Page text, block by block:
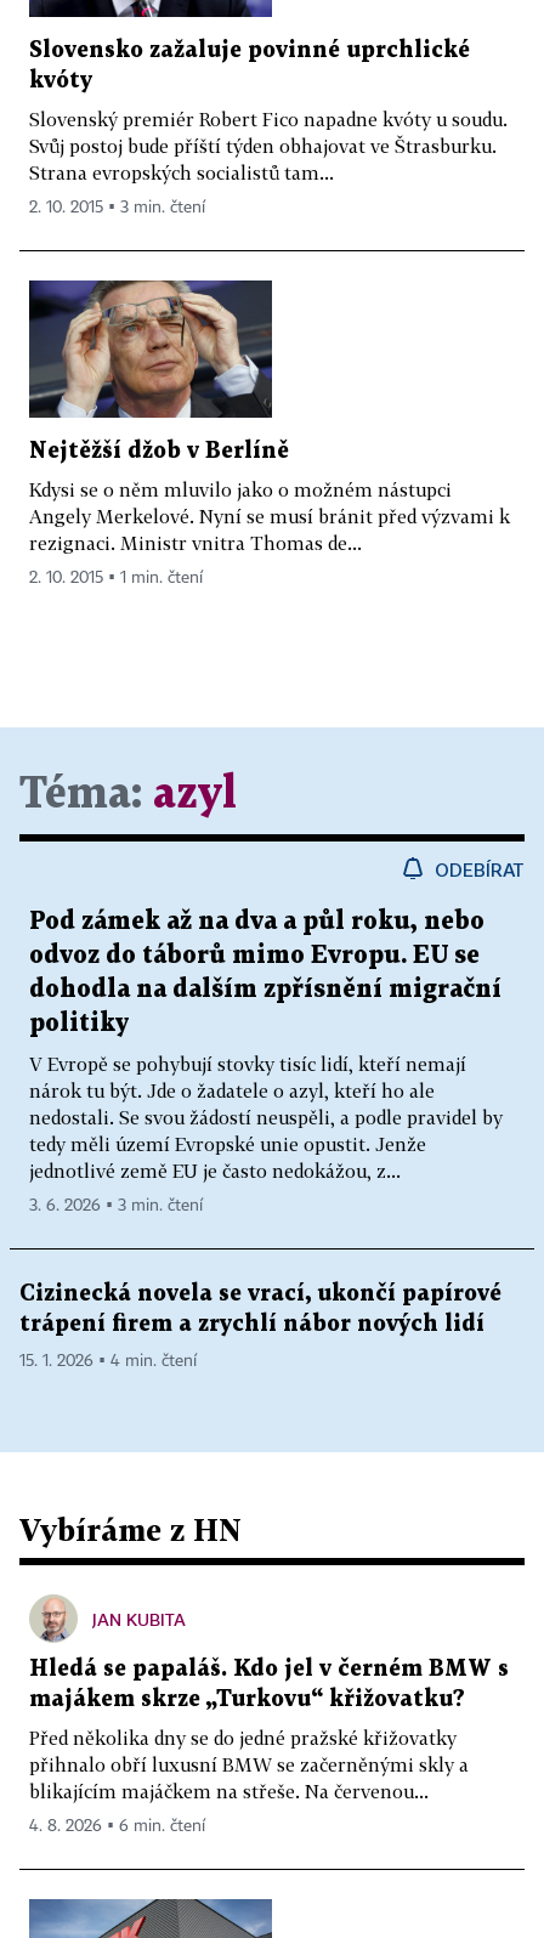
Slovensko zažaluje povinné uprchlické
kvóty
Slovenský premiér Robert Fico napadne kvóty u soudu.
Svůj postoj bude příští týden obhajovat ve Štrasburku.
Strana evropských socialistů tam...
2. 10. 2015 ▪ 3 min. čtení
Nejtěžší džob v Berlíně
Kdysi se o něm mluvilo jako o možném nástupci
Angely Merkelové. Nyní se musí bránit před výzvami k
rezignaci. Ministr vnitra Thomas de...
2. 10. 2015 ▪ 1 min. čtení
Téma: azyl
ODEBÍRAT
Pod zámek až na dva a půl roku, nebo
odvoz do táborů mimo Evropu. EU se
dohodla na dalším zpřísnění migrační
politiky
V Evropě se pohybují stovky tisíc lidí, kteří nemají
nárok tu být. Jde o žadatele o azyl, kteří ho ale
nedostali. Se svou žádostí neuspěli, a podle pravidel by
tedy měli území Evropské unie opustit. Jenže
jednotlivé země EU je často nedokážou, z...
3. 6. 2026 ▪ 3 min. čtení
Cizinecká novela se vrací, ukončí papírové
trápení firem a zrychlí nábor nových lidí
15. 1. 2026 ▪ 4 min. čtení
Vybíráme z HN
JAN KUBITA
Hledá se papaláš. Kdo jel v černém BMW s
majákem skrze „Turkovu“ křižovatku?
Před několika dny se do jedné pražské křižovatky
přihnalo obří luxusní BMW se začerněnými skly a
blikajícím majáčkem na střeše. Na červenou...
4. 8. 2026 ▪ 6 min. čtení